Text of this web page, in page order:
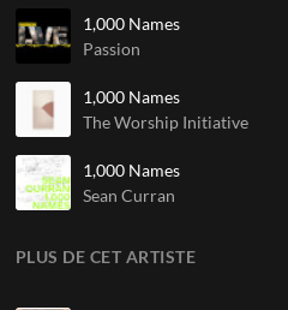
1,000 Names
Passion
1,000 Names
The Worship Initiative
1,000 Names
Sean Curran
PLUS DE CET ARTISTE